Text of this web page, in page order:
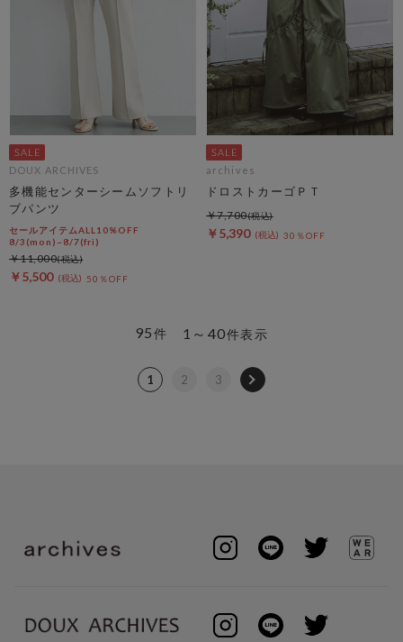
DOUX ARCHIVES
多機能センターシームソフトリ
ブパンツ
セールアイテムALL10%OFF
8/3(mon)~8/7(fri)
￥5,500 50％OFF
￥11,000
archives
ドロストカーゴＰＴ
￥5,390 30％OFF
￥7,700
1～40件表示
95件
1 2 3